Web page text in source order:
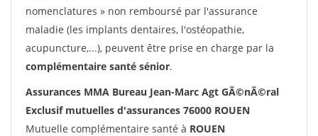
nomenclatures » non remboursé par l'assurance
maladie (les implants dentaires, l'ostéopathie,
acupuncture,...), peuvent être prise en charge par la
complémentaire santé sénior.
Assurances MMA Bureau Jean-Marc Agt GÃ©nÃ©ral
Exclusif mutuelles d'assurances 76000 ROUEN
Mutuelle complémentaire santé à ROUEN